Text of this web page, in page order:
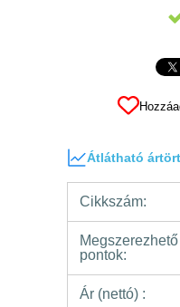
Átlátható
Cikkszám:
Megszerezhető
pontok:
Ár (nettó) :